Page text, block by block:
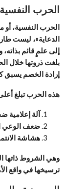
الحرب
الحرب النفسية،
الدعاية»، ليست
إلى علمٍ قائم بذاته،
بلغت ذروتها خلال
إرادة الخصم
هذه الحرب تبلغ
آلة إعلامية
ضعف الوعي
هشاشة
وهي الشروط ذاتها
ترسيخها في واقع